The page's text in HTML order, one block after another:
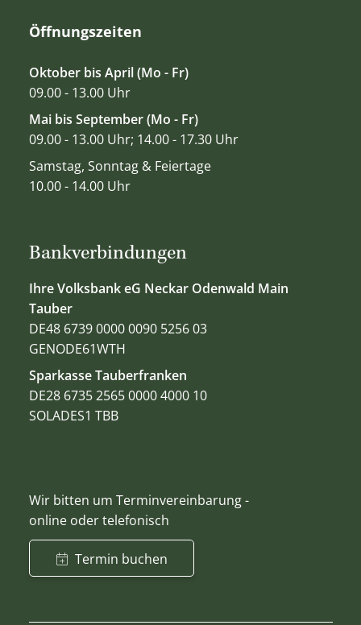
Bankverbindungen
Ihre Volksbank eG Neckar Odenwald Main
Tauber
DE48 6739 0000 0090 5256 03
GENODE61WTH
Sparkasse Tauberfranken
DE28 6735 2565 0000 4000 10
SOLADES1 TBB
Wir bitten um Terminvereinbarung -
online oder telefonisch
Termin buchen
Öffnungszeiten
Oktober bis April (Mo - Fr)
09.00 - 13.00 Uhr
Mai bis September (Mo - Fr)
09.00 - 13.00 Uhr; 14.00 - 17.30 Uhr
Samstag, Sonntag & Feiertage
10.00 - 14.00 Uhr